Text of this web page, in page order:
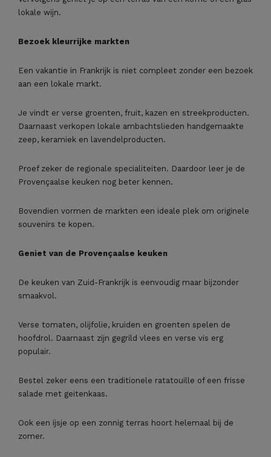
lokale wijn.
Bezoek kleurrijke markten
Een vakantie in Frankrijk is niet compleet zonder een bezoek
aan een lokale markt.
Je vindt er verse groenten, fruit, kazen en streekproducten.
Daarnaast verkopen lokale ambachtslieden handgemaakte
zeep, keramiek en lavendelproducten.
Proef zeker de regionale specialiteiten. Daardoor leer je de
Provençaalse keuken nog beter kennen.
Bovendien vormen de markten een ideale plek om originele
souvenirs te kopen.
Geniet van de Provençaalse keuken
De keuken van Zuid-Frankrijk is eenvoudig maar bijzonder
smaakvol.
Verse tomaten, olijfolie, kruiden en groenten spelen de
hoofdrol. Daarnaast zijn gegrild vlees en verse vis erg
populair.
Bestel zeker eens een traditionele ratatouille of een frisse
salade met geitenkaas.
Ook een ijsje op een zonnig terras hoort helemaal bij de
zomer.